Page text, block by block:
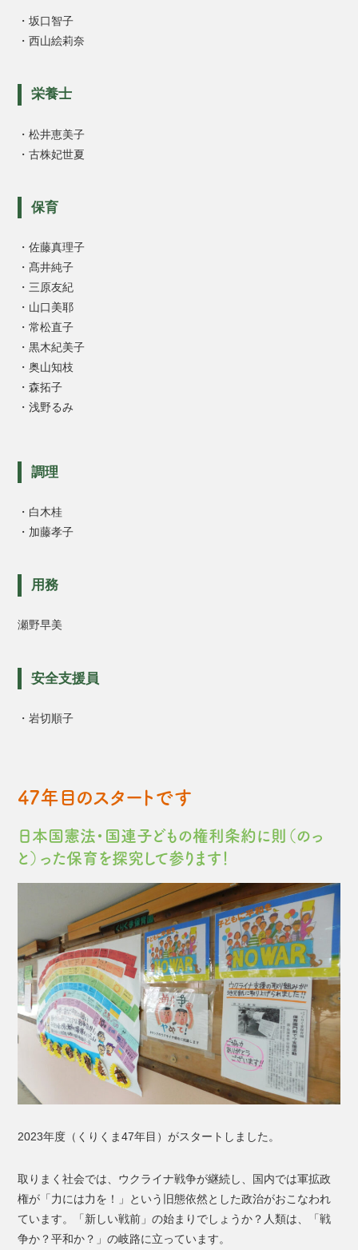
・坂口智子
・西山絵莉奈
栄養士
・松井恵美子
・古株妃世夏
保育
・佐藤真理子
・髙井純子
・三原友紀
・山口美耶
・常松直子
・黒木紀美子
・奥山知枝
・森拓子
・浅野るみ
調理
・白木桂
・加藤孝子
用務
瀬野早美
安全支援員
・岩切順子
47年目のスタートです
日本国憲法・国連子どもの権利条約に則（のっ
と）った保育を探究して参ります！
2023年度（くりくま47年目）がスタートしました。
取りまく社会では、ウクライナ戦争が継続し、国内では軍拡政
権が「力には力を！」という旧態依然とした政治がおこなわれ
ています。「新しい戦前」の始まりでしょうか？人類は、「戦
争か？平和か？」の岐路に立っています。